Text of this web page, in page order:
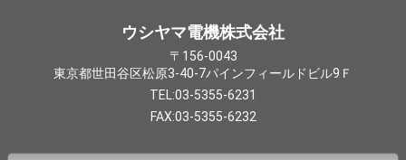
ウシヤマ電機株式会社
〒156-0043
東京都世田谷区松原3-40-7パインフィールドビル9Ｆ
TEL:03-5355-6231
FAX:03-5355-6232